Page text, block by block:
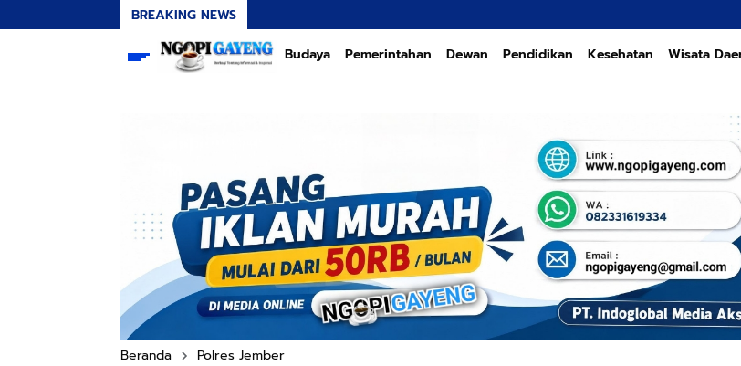
BREAKING NEWS
Budaya Pemerintahan Dewan Pendidikan Kesehatan Wisata
Beranda Polres Jember